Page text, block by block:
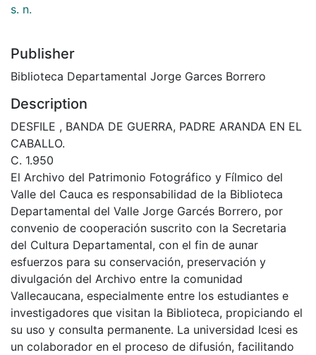
s. n.
Publisher
Biblioteca Departamental Jorge Garces Borrero
Description
DESFILE , BANDA DE GUERRA, PADRE ARANDA EN EL
CABALLO.
C. 1.950
El Archivo del Patrimonio Fotográfico y Fílmico del
Valle del Cauca es responsabilidad de la Biblioteca
Departamental del Valle Jorge Garcés Borrero, por
convenio de cooperación suscrito con la Secretaria
del Cultura Departamental, con el fin de aunar
esfuerzos para su conservación, preservación y
divulgación del Archivo entre la comunidad
Vallecaucana, especialmente entre los estudiantes e
investigadores que visitan la Biblioteca, propiciando el
su uso y consulta permanente. La universidad Icesi es
un colaborador en el proceso de difusión, facilitando